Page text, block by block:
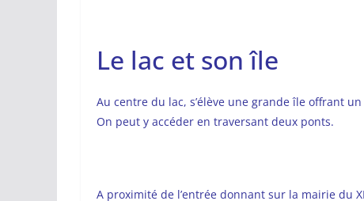
Le lac et son île
Au centre du lac, s’élève une grande île offrant un
On peut y accéder en traversant deux ponts.
A proximité de l’entrée donnant sur la mairie du